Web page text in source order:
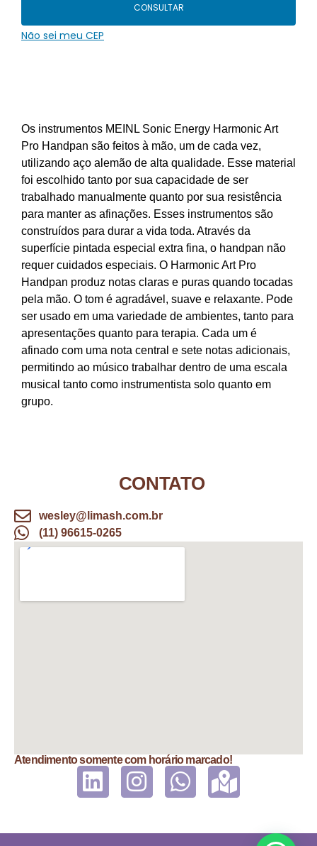
CONSULTAR
Não sei meu CEP
Os instrumentos MEINL Sonic Energy Harmonic Art
Pro Handpan são feitos à mão, um de cada vez,
utilizando aço alemão de alta qualidade. Esse material
foi escolhido tanto por sua capacidade de ser
trabalhado manualmente quanto por sua resistência
para manter as afinações. Esses instrumentos são
construídos para durar a vida toda. Através da
superfície pintada especial extra fina, o handpan não
requer cuidados especiais. O Harmonic Art Pro
Handpan produz notas claras e puras quando tocadas
pela mão. O tom é agradável, suave e relaxante. Pode
ser usado em uma variedade de ambientes, tanto para
apresentações quanto para terapia. Cada um é
afinado com uma nota central e sete notas adicionais,
permitindo ao músico trabalhar dentro de uma escala
musical tanto como instrumentista solo quanto em
grupo.
CONTATO
wesley@limash.com.br
(11) 96615-0265
Atendimento somente com horário marcado!